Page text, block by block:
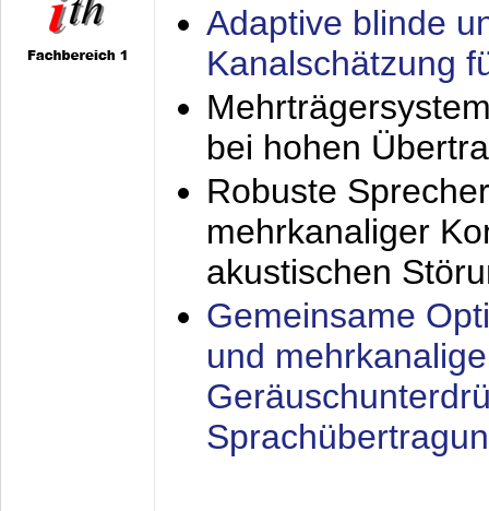
Adaptive blinde
Kanalschätzung
bei hohen
Robuste
mehrkanaliger
akustischen
Gemeinsame
und